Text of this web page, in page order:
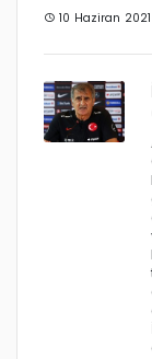
10 Haziran